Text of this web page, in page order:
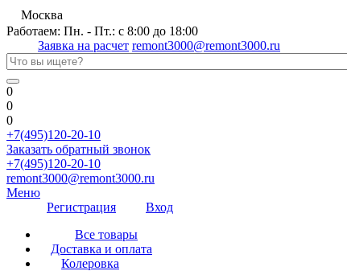
Москва
Работаем: Пн. - Пт.: с 8:00 до 18:00
Заявка на расчет remont3000@remont3000.ru
0
0
0
+7(495)120-20-10
Заказать обратный звонок
+7(495)120-20-10
remont3000@remont3000.ru
Меню
Регистрация
Вход
Все товары
Доставка и оплата
Колеровка